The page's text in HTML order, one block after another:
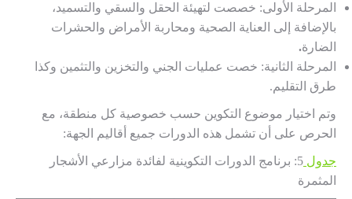
المرحلة الأولى: خصصت لتهيئة الحقل والسقي والتسميد،
بالإضافة إلى العناية الصحية ومحاربة الأمراض والحشرات
الضارة.
المرحلة الثانية: خصت عمليات الجني والتخزين والتثمين وكذا
طرق التقليم.
وتم اختيار موضوع التكوين حسب خصوصية كل منطقة، مع
الحرص على أن تشمل هذه الدورات جميع أقاليم الجهة:
جدول
5: برنامج الدورات التكوينية لفائدة مزارعي الأشجار
المثمرة